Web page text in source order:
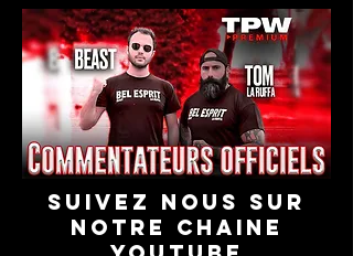
suivez nous sur
notre chaine